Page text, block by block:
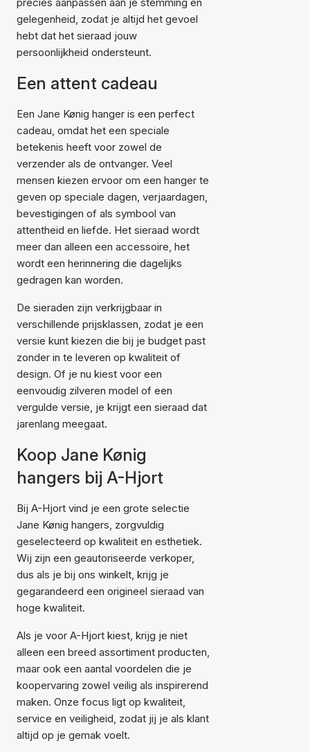
gelegenheid, zodat je altijd het gevoel
hebt dat het sieraad jouw
persoonlijkheid ondersteunt.
Een attent cadeau
Een Jane Kønig hanger is een perfect
cadeau, omdat het een speciale
betekenis heeft voor zowel de
verzender als de ontvanger. Veel
mensen kiezen ervoor om een hanger te
geven op speciale dagen, verjaardagen,
bevestigingen of als symbool van
attentheid en liefde. Het sieraad wordt
meer dan alleen een accessoire, het
wordt een herinnering die dagelijks
gedragen kan worden.
De sieraden zijn verkrijgbaar in
verschillende prijsklassen, zodat je een
versie kunt kiezen die bij je budget past
zonder in te leveren op kwaliteit of
design. Of je nu kiest voor een
eenvoudig zilveren model of een
vergulde versie, je krijgt een sieraad dat
jarenlang meegaat.
Koop Jane Kønig
hangers bij A-Hjort
Bij A-Hjort vind je een grote selectie
Jane Kønig hangers, zorgvuldig
geselecteerd op kwaliteit en esthetiek.
Wij zijn een geautoriseerde verkoper,
dus als je bij ons winkelt, krijg je
gegarandeerd een origineel sieraad van
hoge kwaliteit.
Als je voor A-Hjort kiest, krijg je niet
alleen een breed assortiment producten,
maar ook een aantal voordelen die je
koopervaring zowel veilig als inspirerend
maken. Onze focus ligt op kwaliteit,
service en veiligheid, zodat jij je als klant
altijd op je gemak voelt.